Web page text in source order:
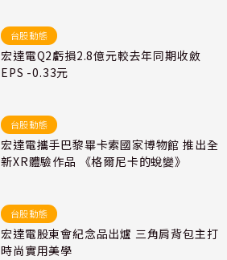
台股動態
宏達電Q2虧損2.8億元較去年同期收斂
EPS -0.33元
台股動態
宏達電攜手巴黎畢卡索國家博物館 推出全
新XR體驗作品 《格爾尼卡的蛻變》
台股動態
宏達電股東會紀念品出爐 三角肩背包主打
時尚實用美學